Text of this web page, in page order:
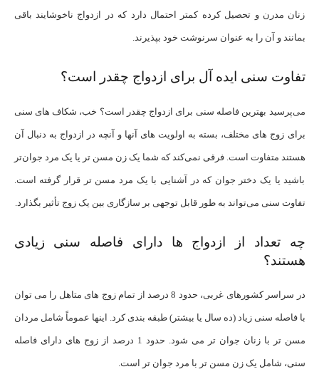
زنان مدرن و تحصیل ‌کرده کمتر احتمال دارد که در ازدواج ناخوشایند باقی
بمانند و آن را به عنوان سرنوشت خود بپذیرند.
تفاوت سنی ایده آل برای ازدواج چقدر است؟
می‌پرسید بهترین فاصله سنی برای ازدواج چقدر است؟ خب، شکاف های سنی
برای زوج های مختلف، بسته به اولویت های آنها و آنچه در ازدواج به دنبال آن
هستند متفاوت است. فرقی نمی‌کند که شما یک زن مسن ‌تر یا یک مرد جوان‌تر
باشید یا یک دختر جوان که در آشنایی با یک مرد مسن ‌تر قرار گرفته‌ است.
تفاوت سنی می‌تواند به طور قابل ‌توجهی بر سازگاری بین یک زوج تأثیر بگذارد.
چه تعداد از ازدواج ها دارای فاصله سنی زیادی
هستند؟
در سراسر کشورهای غربی، حدود 8 درصد از تمام زوج های متاهل را می توان
با فاصله سنی زیاد (ده سال یا بیشتر) طبقه بندی کرد. اینها عموماً شامل مردان
مسن ‌تر با زنان جوان ‌تر می ‌شود. حدود 1 درصد از زوج ‌های دارای فاصله
سنی، شامل یک زن مسن ‌تر با مرد جوان ‌تر است.